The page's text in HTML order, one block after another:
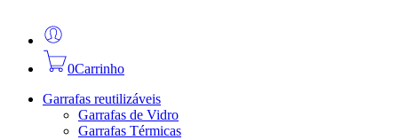
0Carrinho
Garrafas reutilizáveis
Garrafas de Vidro
Garrafas Térmicas